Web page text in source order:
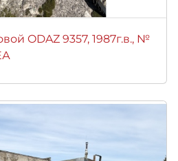
ODAZ 9357, 1987г.в., №